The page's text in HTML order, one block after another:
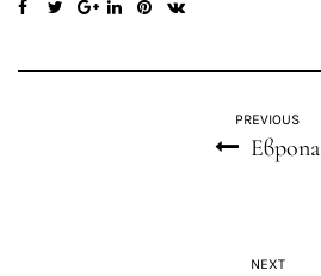
PREVIOUS
Европа
NEXT